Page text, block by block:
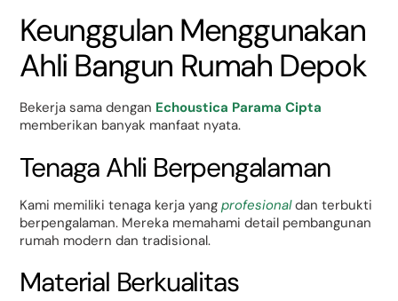
Keunggulan Menggunakan
Ahli Bangun Rumah Depok
Bekerja sama dengan Echoustica Parama Cipta
memberikan banyak manfaat nyata.
Tenaga Ahli Berpengalaman
Kami memiliki tenaga kerja yangprofesionaldan terbukti
berpengalaman. Mereka memahami detail pembangunan
rumah modern dan tradisional.
Material Berkualitas